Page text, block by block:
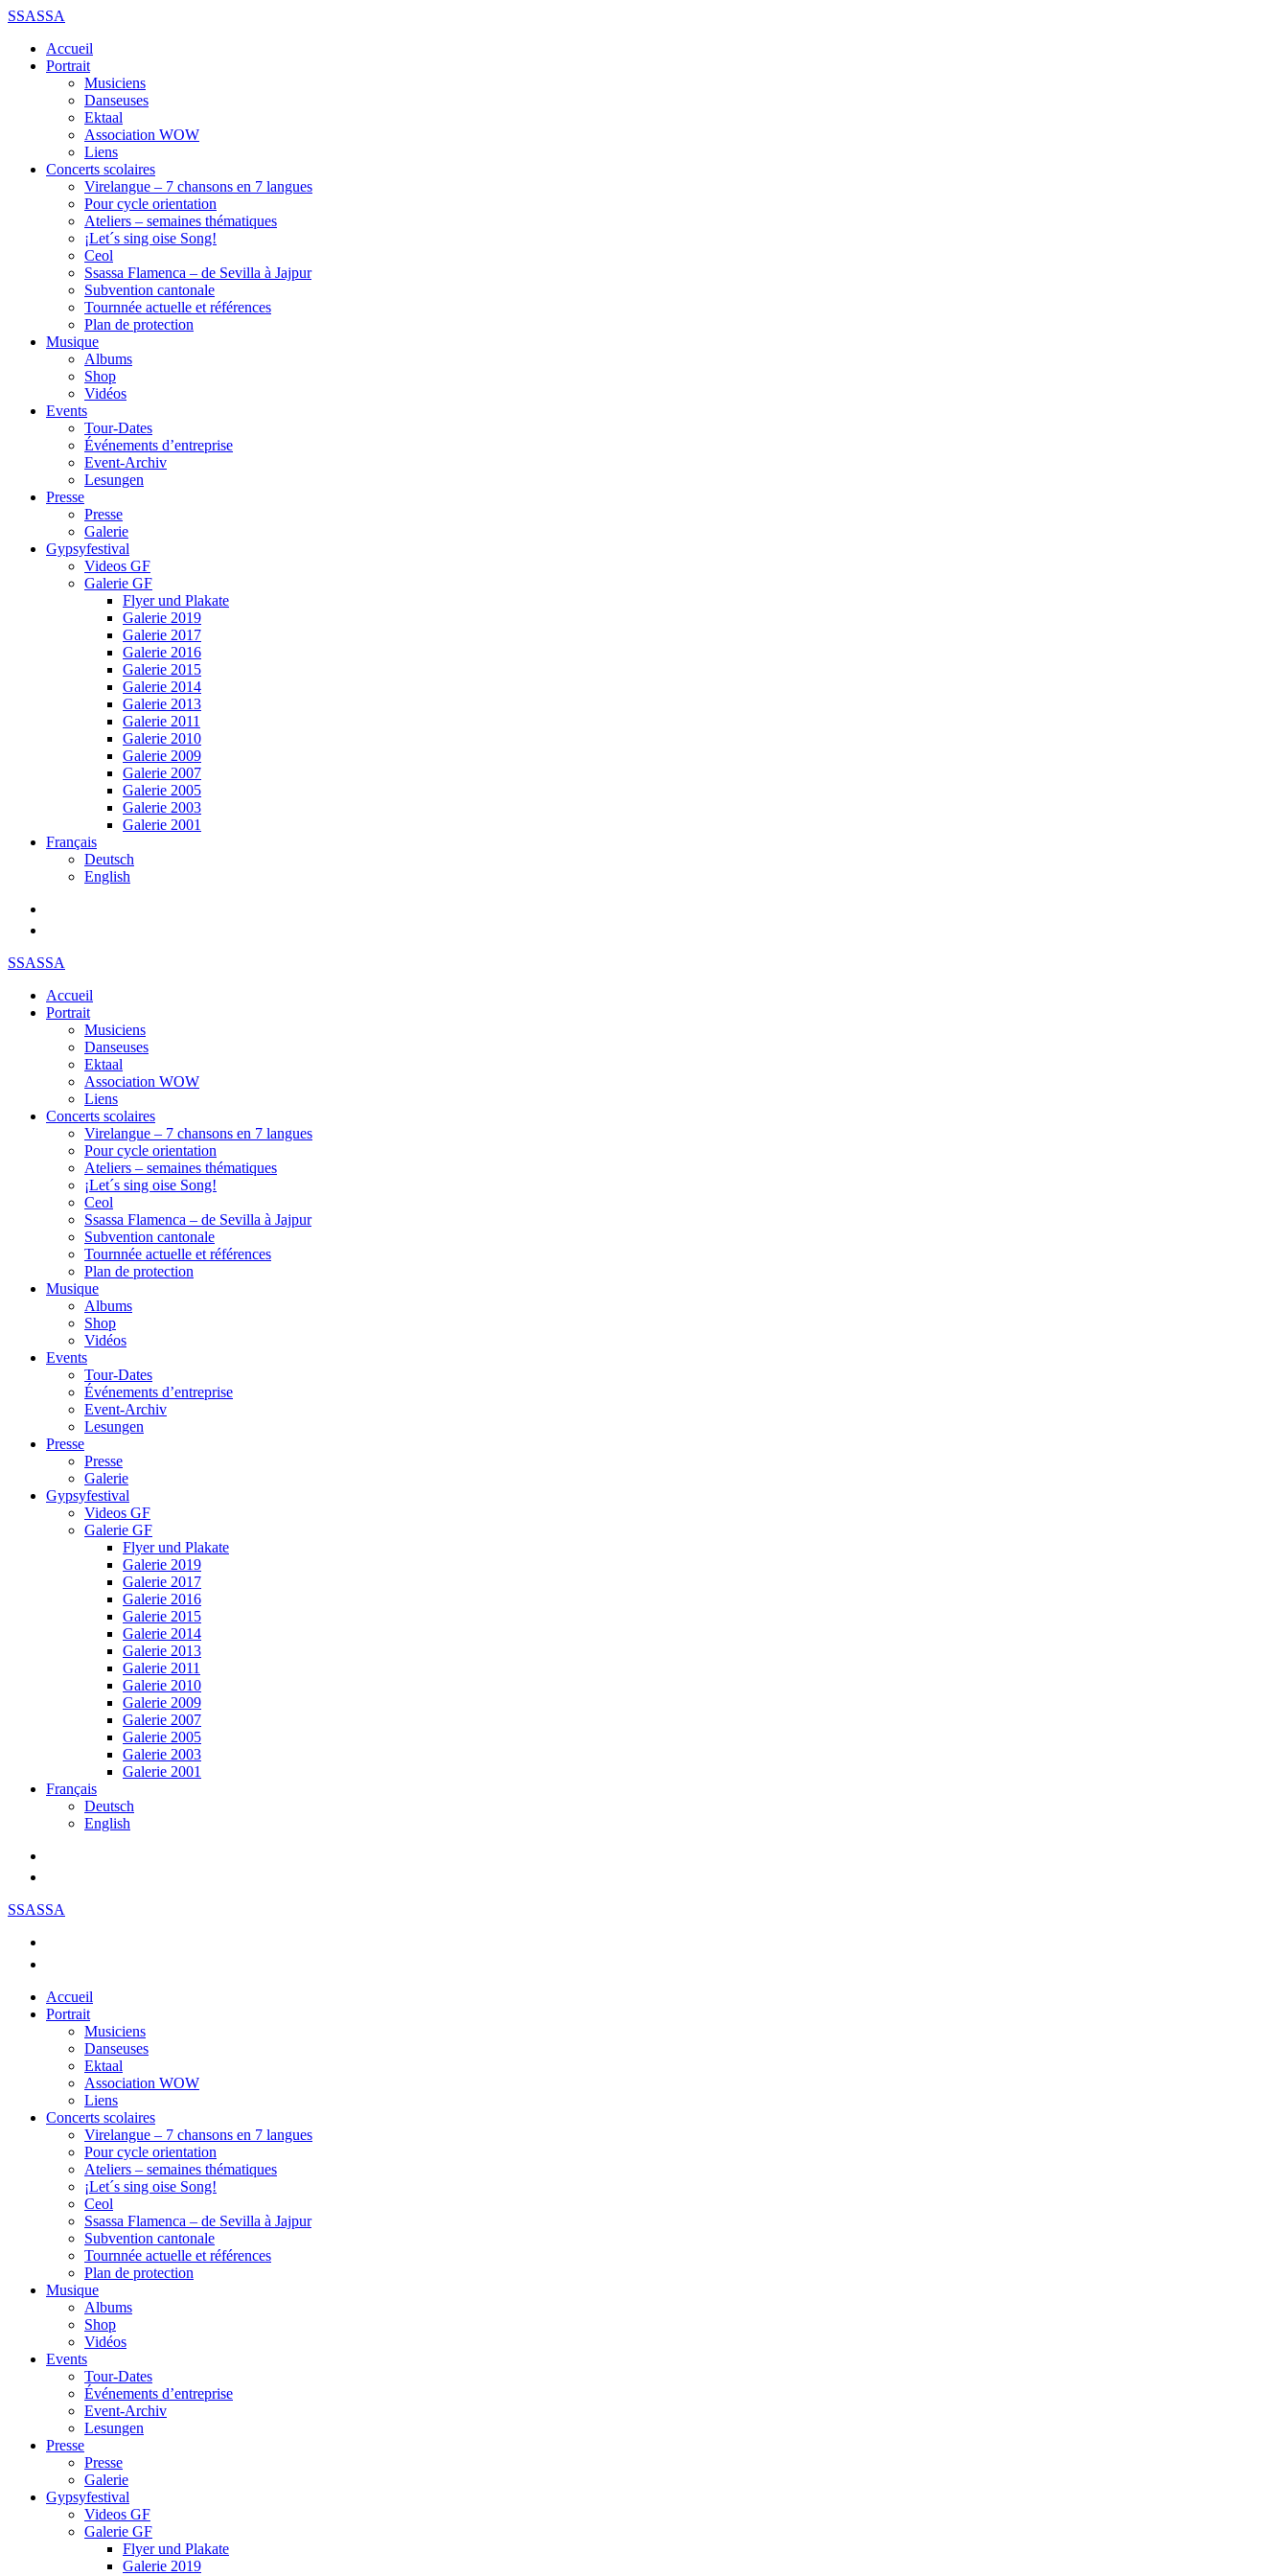
SSASSA
Accueil
Portrait
Musiciens
Danseuses
Ektaal
Association WOW
Liens
Concerts scolaires
Virelangue – 7 chansons en 7 langues
Pour cycle orientation
Ateliers – semaines thématiques
¡Let´s sing oise Song!
Ceol
Ssassa Flamenca – de Sevilla à Jajpur
Subvention cantonale
Tournnée actuelle et références
Plan de protection
Musique
Albums
Shop
Vidéos
Events
Tour-Dates
Événements d’entreprise
Event-Archiv
Lesungen
Presse
Presse
Galerie
Gypsyfestival
Videos GF
Galerie GF
Flyer und Plakate
Galerie 2019
Galerie 2017
Galerie 2016
Galerie 2015
Galerie 2014
Galerie 2013
Galerie 2011
Galerie 2010
Galerie 2009
Galerie 2007
Galerie 2005
Galerie 2003
Galerie 2001
Français
Deutsch
English
SSASSA
Accueil
Portrait
Musiciens
Danseuses
Ektaal
Association WOW
Liens
Concerts scolaires
Virelangue – 7 chansons en 7 langues
Pour cycle orientation
Ateliers – semaines thématiques
¡Let´s sing oise Song!
Ceol
Ssassa Flamenca – de Sevilla à Jajpur
Subvention cantonale
Tournnée actuelle et références
Plan de protection
Musique
Albums
Shop
Vidéos
Events
Tour-Dates
Événements d’entreprise
Event-Archiv
Lesungen
Presse
Presse
Galerie
Gypsyfestival
Videos GF
Galerie GF
Flyer und Plakate
Galerie 2019
Galerie 2017
Galerie 2016
Galerie 2015
Galerie 2014
Galerie 2013
Galerie 2011
Galerie 2010
Galerie 2009
Galerie 2007
Galerie 2005
Galerie 2003
Galerie 2001
Français
Deutsch
English
SSASSA
Accueil
Portrait
Musiciens
Danseuses
Ektaal
Association WOW
Liens
Concerts scolaires
Virelangue – 7 chansons en 7 langues
Pour cycle orientation
Ateliers – semaines thématiques
¡Let´s sing oise Song!
Ceol
Ssassa Flamenca – de Sevilla à Jajpur
Subvention cantonale
Tournnée actuelle et références
Plan de protection
Musique
Albums
Shop
Vidéos
Events
Tour-Dates
Événements d’entreprise
Event-Archiv
Lesungen
Presse
Presse
Galerie
Gypsyfestival
Videos GF
Galerie GF
Flyer und Plakate
Galerie 2019